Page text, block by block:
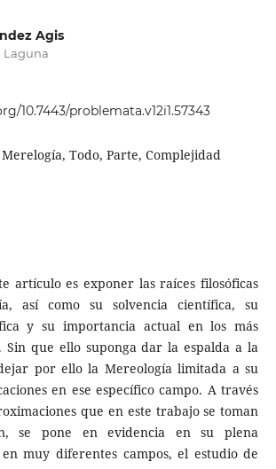
Agis
Laguna
10.7443/problemata.v12i1.57343
Merelogía, Todo, Parte, Complejidad
artículo es exponer las raíces filosóficas
así como su solvencia científica, su
y su importancia actual en los más
Sin que ello suponga dar la espalda a la
por ello la Mereología limitada a su
en ese específico campo. A través
que en este trabajo se toman
se pone en evidencia en su plena
muy diferentes campos, el estudio de